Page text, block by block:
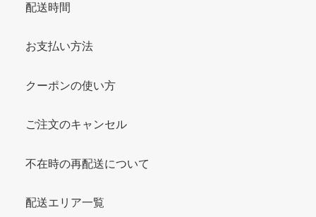
配送時間
お支払い方法
クーポンの使い方
ご注文のキャンセル
不在時の再配送について
配送エリア一覧